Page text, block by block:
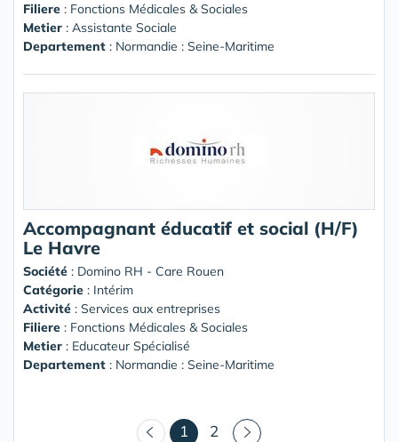
Filiere : Fonctions Médicales & Sociales
Metier : Assistante Sociale
Departement : Normandie : Seine-Maritime
Accompagnant éducatif et social (H/F)
Le Havre
Société : Domino RH - Care Rouen
Catégorie : Intérim
Activité : Services aux entreprises
Filiere : Fonctions Médicales & Sociales
Metier : Educateur Spécialisé
Departement : Normandie : Seine-Maritime
1 (courant)
2